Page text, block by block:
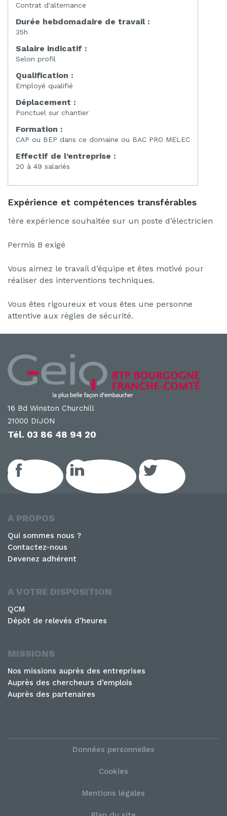
Contrat d'alternance
Durée hebdomadaire de travail :
35h
Salaire indicatif :
Selon profil
Qualification :
Employé qualifié
Déplacement :
Ponctuel sur chantier
Formation :
CAP ou BEP dans ce domaine ou BAC PRO MELEC
Effectif de l’entreprise :
20 à 49 salariés
Expérience et compétences transférables
1ère expérience souhaitée sur un poste d’électricien
Permis B exigé
Vous aimez le travail d’équipe et êtes motivé pour
réaliser des interventions techniques.
Vous êtes rigoureux et vous êtes une personne
attentive aux règles de sécurité.
16 Bd Winston Churchill
21000 DIJON
Tél. 03 86 48 94 20
Facebook LinkedIn GEIQ Twitter
A PROPOS
Qui sommes nous ?
Contactez-nous
Devenez adhérent
A VOTRE DISPOSITION
QCM
Dépôt de relevés d’heures
MISSIONS
Nos missions auprès des entreprises
Auprès des chercheurs d’emplois
Auprès des partenaires
Données personnelles
Cookies
Mentions légales